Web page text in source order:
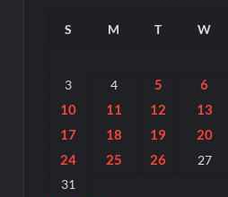
S M T W
3 4 5 6
10 11 12 13
17
18 19 20
24
25 26 27
31